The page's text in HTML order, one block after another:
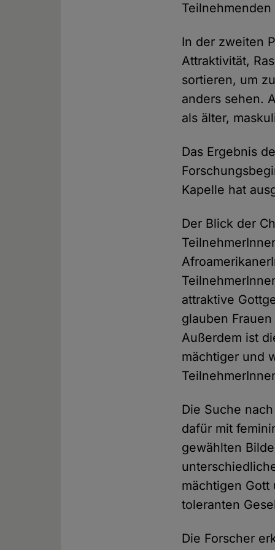
In der zweiten
Attraktivität,
sortieren, um
anders sehen.
als älter,
Das Ergebnis
Kapelle hat
Der Blick der
attraktive
glauben
Außerdem ist
mächtiger und
Die Suche
dafür mit
gewählten
mächtigen
toleranten
Die Forscher